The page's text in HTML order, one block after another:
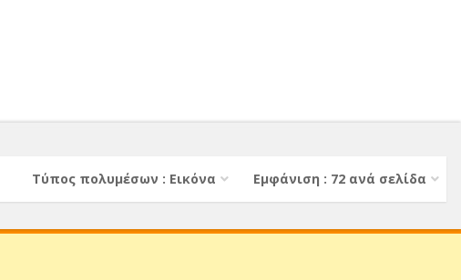
Εμφάνιση : 72 ανά σελίδα
Τύπος πολυμέσων : Εικόνα